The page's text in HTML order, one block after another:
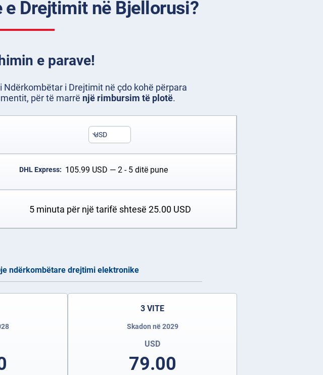
Drejtimit në Bjellorusi?
e parave!
i Drejtimit në çdo kohë përpara
për të marrë një rimbursim të plotë.
USD
DHL Express: 105.99 USD — 2 - 5 ditë pune
5 minuta për një tarifë shtesë25.00 USD
ndërkombëtare drejtimi elektronike
3 VITE
Skadon në 2029
USD
79.00